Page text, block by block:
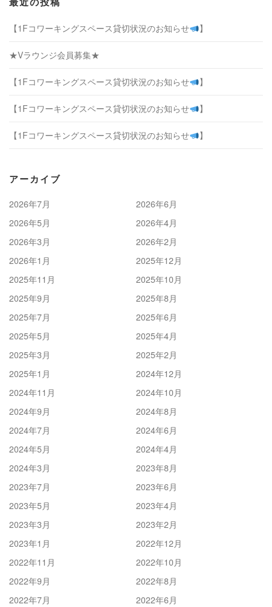
【1Fコワーキングスペース貸切状況のお知らせ 】
★Vラウンジ会員募集★
【1Fコワーキングスペース貸切状況のお知らせ 】
【1Fコワーキングスペース貸切状況のお知らせ 】
【1Fコワーキングスペース貸切状況のお知らせ 】
アーカイブ
2026年7月
2026年6月
2026年5月
2026年4月
2026年3月
2026年2月
2026年1月
2025年12月
2025年11月
2025年10月
2025年9月
2025年8月
2025年7月
2025年6月
2025年5月
2025年4月
2025年3月
2025年2月
2025年1月
2024年12月
2024年11月
2024年10月
2024年9月
2024年8月
2024年7月
2024年6月
2024年5月
2024年4月
2024年3月
2023年8月
2023年7月
2023年6月
2023年5月
2023年4月
2023年3月
2023年2月
2023年1月
2022年12月
2022年11月
2022年10月
2022年9月
2022年8月
2022年7月
2022年6月